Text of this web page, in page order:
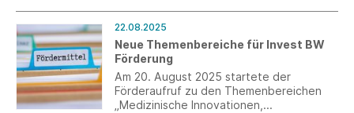
August 2025 seine Stellungnahme
eingereicht. Der Entwurf sieht nationale
Verschärfungen vor, die über die
europäischen Vorgaben hinausgehen.
22.08.2025
Neue Themenbereiche für Invest BW
Förderung
Am 20. August 2025 startete der
Förderaufruf zu den Themenbereichen
„Medizinische Innovationen,